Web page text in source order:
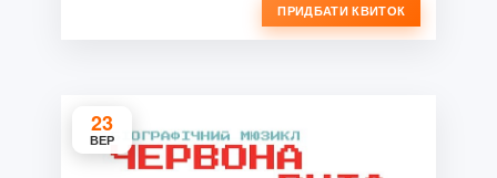
ПРИДБАТИ КВИТОК
23
ВЕР